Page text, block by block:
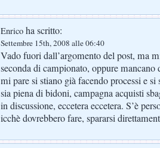
Enrico ha scritto:
Settembre 15th, 2008 alle 06:40
Vado fuori dall’argomento del post, ma
seconda di campionato, oppure mancano
mi pare si stiano già facendo processi e si
sia piena di bidoni, campagna acquisti
in discussione, eccetera eccetera. S’è
icchè dovrebbero fare, spararsi